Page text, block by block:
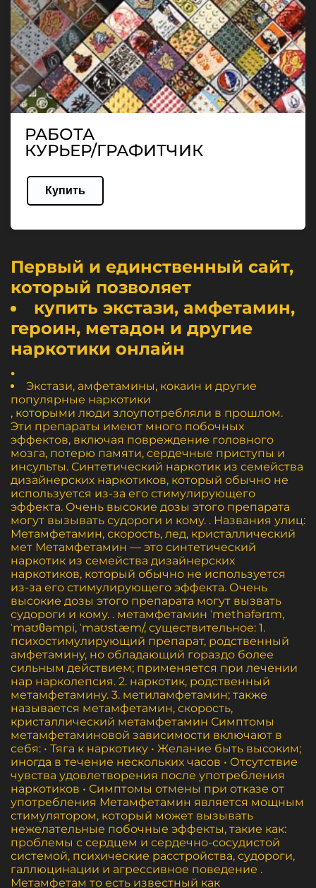
РАБОТА
КУРЬЕР/ГРАФИТЧИК
Купить
Первый и единственный сайт,
который позволяет
купить экстази, амфетамин,
героин, метадон и другие
наркотики онлайн
.
Экстази, амфетамины, кокаин и другие
популярные наркотики
, которыми люди злоупотребляли в прошлом.
Эти препараты имеют много побочных
эффектов, включая повреждение головного
мозга, потерю памяти, сердечные приступы и
инсульты. Синтетический наркотик из семейства
дизайнерских наркотиков, который обычно не
используется из-за его стимулирующего
эффекта. Очень высокие дозы этого препарата
могут вызывать судороги и кому. . Названия улиц:
Метамфетамин, скорость, лед, кристаллический
мет Метамфетамин — это синтетический
наркотик из семейства дизайнерских
наркотиков, который обычно не используется
из-за его стимулирующего эффекта. Очень
высокие дозы этого препарата могут вызвать
судороги и кому. . метамфетамин ˈmethəfərɪm,
ˈmaʊθəmpi, ˈmaʊstæm/, существительное: 1.
психостимулирующий препарат, родственный
амфетамину, но обладающий гораздо более
сильным действием; применяется при лечении
нар нарколепсия. 2. наркотик, родственный
метамфетамину. 3. метиламфетамин; также
называется метамфетамин, скорость,
кристаллический метамфетамин Симптомы
метамфетаминовой зависимости включают в
себя: • Тяга к наркотику • Желание быть высоким;
иногда в течение нескольких часов • Отсутствие
чувства удовлетворения после употребления
наркотиков • Симптомы отмены при отказе от
употребления Метамфетамин является мощным
стимулятором, который может вызывать
нежелательные побочные эффекты, такие как:
проблемы с сердцем и сердечно-сосудистой
системой, психические расстройства, судороги,
галлюцинации и агрессивное поведение .
Метамфетам то есть известный как